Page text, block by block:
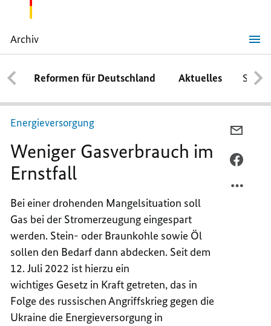
Archiv
Weniger
Gasverbrauch
im
ErnstfallReformen für Deutschland Aktuelles
Energieversorgung
Weniger Gasverbrauch im
Ernstfall
Bei einer drohenden Mangelsituation soll
Gas bei der Stromerzeugung eingespart
werden. Stein- oder Braunkohle sowie Öl
sollen den Bedarf dann abdecken. Seit dem
12. Juli 2022 ist hierzu ein
wichtiges Gesetz in Kraft getreten, das in
Folge des russischen Angriffskrieg gegen die
Ukraine die Energieversorgung in